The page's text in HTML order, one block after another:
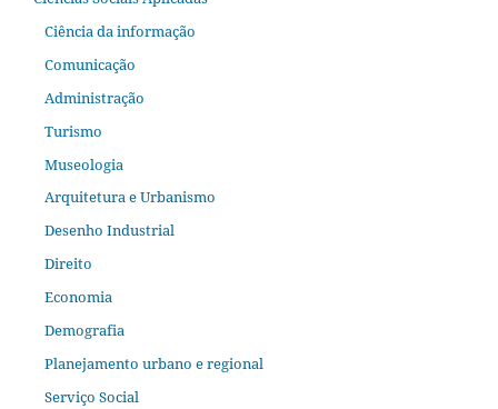
Ciência da informação
Comunicação
Administração
Turismo
Museologia
Arquitetura e Urbanismo
Desenho Industrial
Direito
Economia
Demografia
Planejamento urbano e regional
Serviço Social